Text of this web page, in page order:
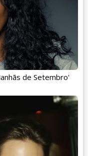
de Setembro'